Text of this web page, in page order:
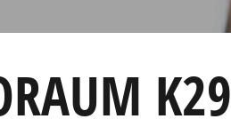
K29